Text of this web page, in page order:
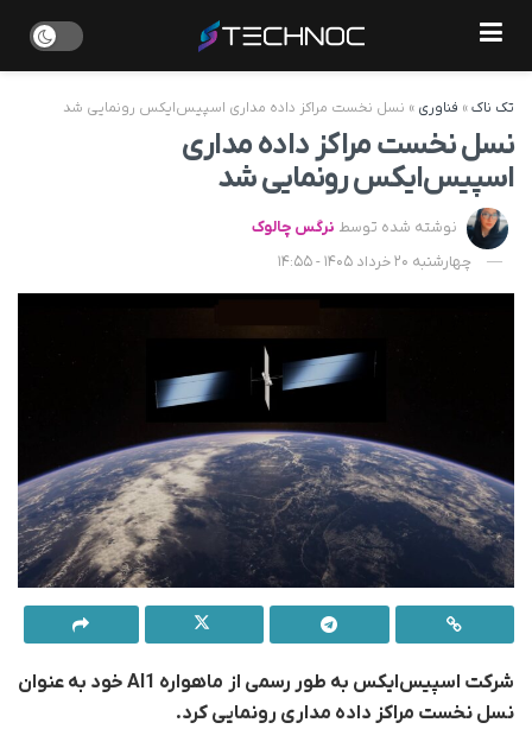
تک ناک» فناوری » نسل نخست مراکز داده مداری اسپیس‌ایکس رونمایی شد
نسل نخست مراکز داده مداری
اسپیس‌ایکس رونمایی شد
نوشته شده توسط نرگس چالوک
چهارشنبه 20 خرداد 1405 - 14:55
شرکت اسپیس‌ایکس به طور رسمی از ماهواره AI1 خود به‌ عنوان
نسل نخست مراکز داده مداری رونمایی کرد.